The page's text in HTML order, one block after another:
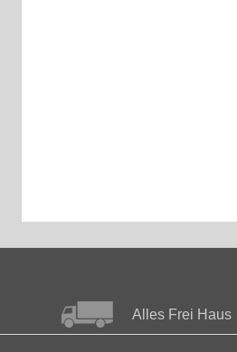
Alles Frei Haus